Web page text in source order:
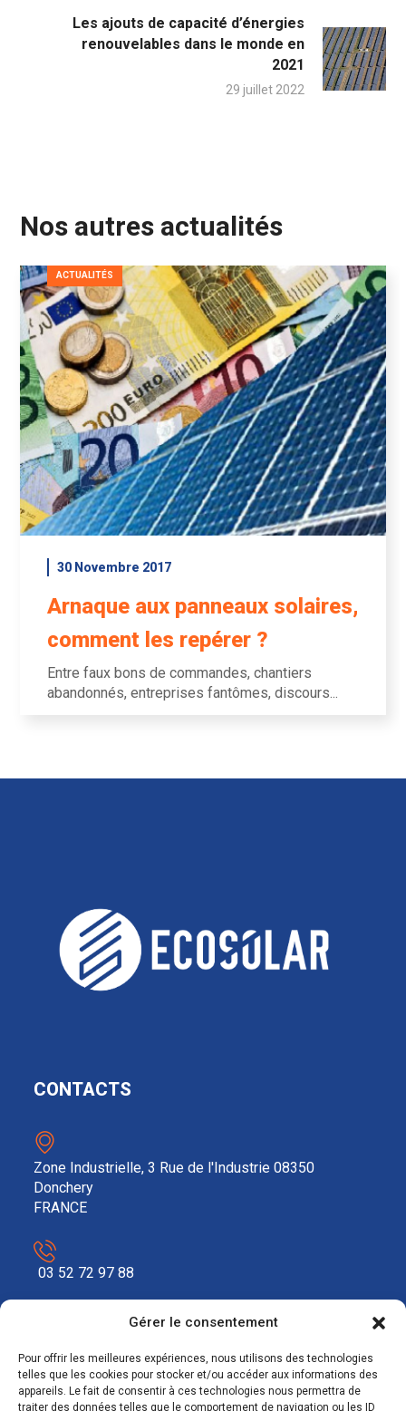
Gérer le consentement
Pour offrir les meilleures expériences, nous utilisons des technologies
telles que les cookies pour stocker et/ou accéder aux informations des
appareils. Le fait de consentir à ces technologies nous permettra de
traiter des données telles que le comportement de navigation ou les ID
Les ajouts de capacité d’énergies
renouvelables dans le monde en
2021
29 juillet 2022
Nos autres actualités
ACTUALITÉS
30 Novembre 2017
Arnaque aux panneaux solaires,
comment les repérer ?
Entre faux bons de commandes, chantiers
abandonnés, entreprises fantômes, discours...
CONTACTS
Zone Industrielle, 3 Rue de l'Industrie 08350
Donchery
FRANCE
03 52 72 97 88
À PROPOS